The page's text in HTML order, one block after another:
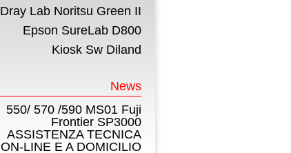
Dray Lab Noritsu Green II
Epson SureLab D800
Kiosk Sw Diland
News
550/ 570 /590 MS01 Fuji
Frontier SP3000
ASSISTENZA TECNICA
ON-LINE E A DOMICILIO